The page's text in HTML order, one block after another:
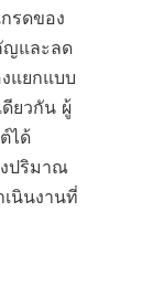
รดของ
ญและลด
แยกแบบ
ดียวกัน ผู้
ได้
ปริมาณ
นินงานที่